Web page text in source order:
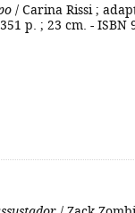
/ Carina Rissi ;
p. ; 23 cm. - ISBN